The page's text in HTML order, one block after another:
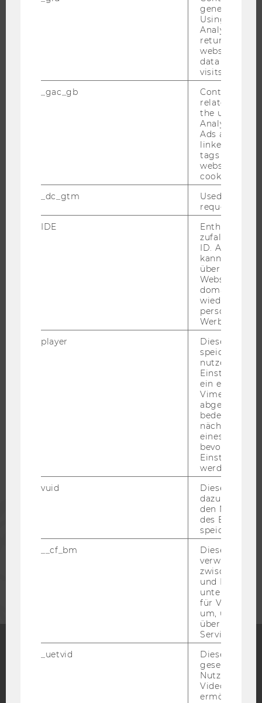
MITARBEITENDE
Blog
generated
Using this
Analytics can
returning
website and
data from
visits.
_gac_gb
Contains
related
the user. If
Analytics and
Ads accounts
linked, the
tags on the
website read
cookie.
_dc_gtm
Used to
request rate.
IDE
Enthält eine
ID. Anhand
kann Google
über
Websites
Werbung
player
Dieses Cookie
speichert
ein
Vimeo-Video
abgespielt
bedeutet,
nächsten
eines Vimeo-
bevorzugten
werden.
vuid
Dieser
dazu
den
des
speichern.
__cf_bm
Dieses
verwendet,
zwischen
und Bots zu
für Vimeo
um, um
über die
Service zu
_uetvid
Dieses
gesetzt, um
Nutzung des
Videoplayers
ermöglichen